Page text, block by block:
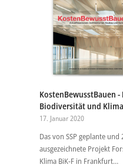
KostenBewusstBauen
Biodiversität und
17. Januar 2020
Das von SSP geplante
ausgezeichnete Projekt
Klima BiK-F in Frankfurt…